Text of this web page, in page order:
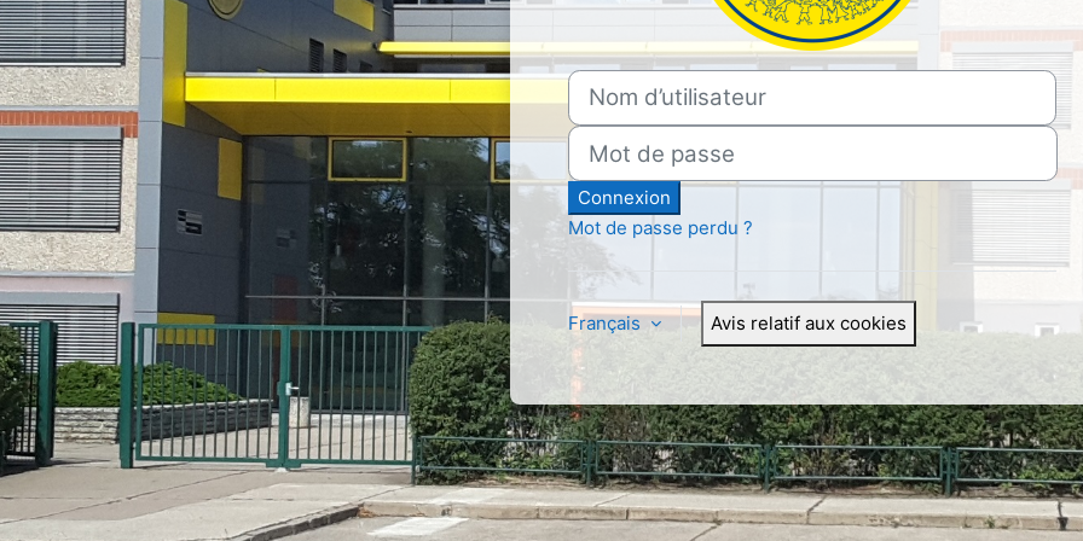
Connexion à Ganztags-
Nom d’utilisateur
Mot de passe
Connexion
Mot de passe perdu ?
Français Avis relatif aux cookies